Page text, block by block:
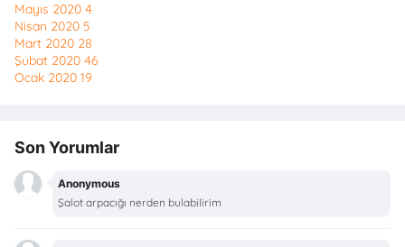
Mayıs 2020 4
Nisan 2020 5
Mart 2020 28
Şubat 2020 46
Ocak 2020 19
Son Yorumlar
Anonymous
Şalot arpacığı nerden bulabilirim